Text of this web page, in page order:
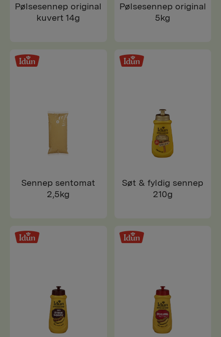
Pølsesennep original
kuvert 14g
Pølsesennep original
5kg
Sennep sentomat
2,5kg
Søt & fyldig sennep
210g